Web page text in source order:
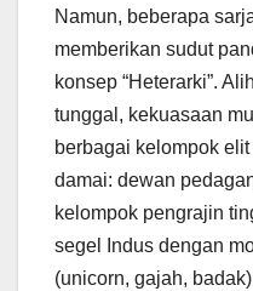
Namun, beberapa
memberikan sudut
konsep “Heterarki”.
tunggal, kekuasaan
berbagai kelompok
damai: dewan
kelompok pengrajin
segel Indus dengan
(unicorn, gajah,